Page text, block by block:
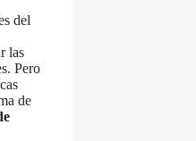
del
las
Pero
de